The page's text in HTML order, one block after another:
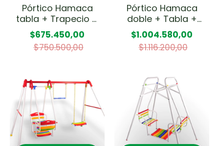
Pórtico Hamaca
tabla + Trapecio +
Escalera
$675.450,00
$750.500,00
Pórtico Hamaca
doble + Tabla +
Caballito + Hamaca
de Bebé
$1.004.580,00
$1.116.200,00